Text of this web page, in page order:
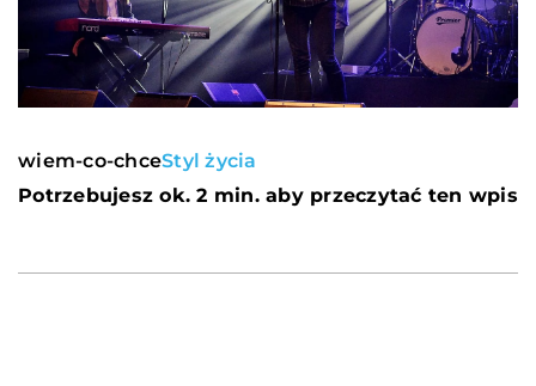
wiem-co-chceStyl życia
Potrzebujesz ok. 2 min. aby przeczytać ten wpis